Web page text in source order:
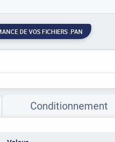
DE VOS FICHIERS .PAN
Conditionnement